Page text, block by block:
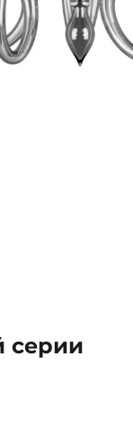
серии